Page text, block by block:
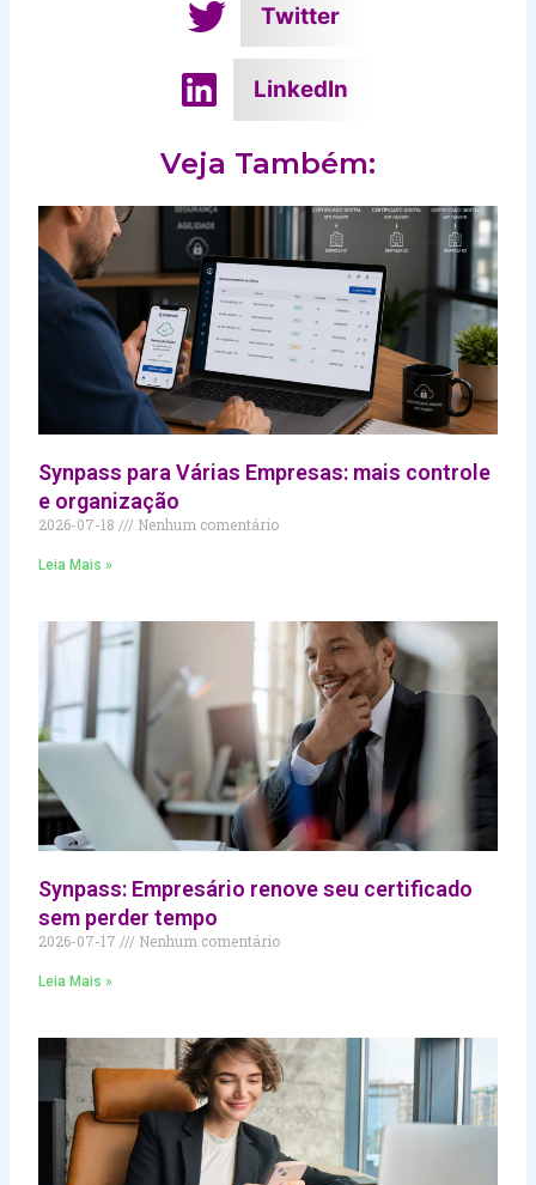
Twitter
LinkedIn
Veja Também:
Synpass para Várias Empresas: mais controle
e organização
2026-07-18 Nenhum comentário
Leia Mais »
Synpass: Empresário renove seu certificado
sem perder tempo
2026-07-17 Nenhum comentário
Leia Mais »